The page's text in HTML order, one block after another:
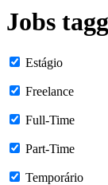
Jobs
Estágio
Freelance
Full-Time
Part-Time
Temporário